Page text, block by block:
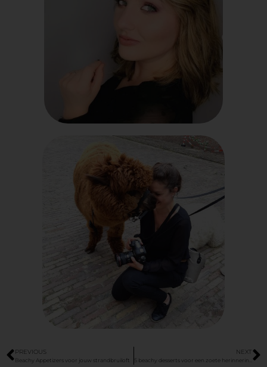
PREVIOUS
Beachy Appetizers voor jouw strandbruiloft
NEXT